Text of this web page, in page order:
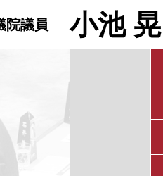
院議員 小池 晃